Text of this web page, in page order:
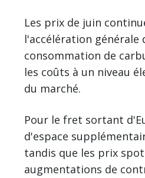
Les prix de juin
l'accélération
consommation de
les coûts à un niveau
du marché.
Pour le fret sortant
d'espace
tandis que les prix
augmentations de